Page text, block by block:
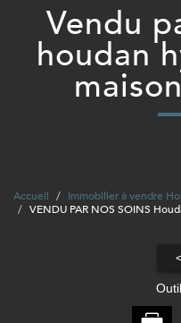
vendu par nos soins
houdan
Accueil Immobilier à vendre
VENDU PAR NOS SOINS